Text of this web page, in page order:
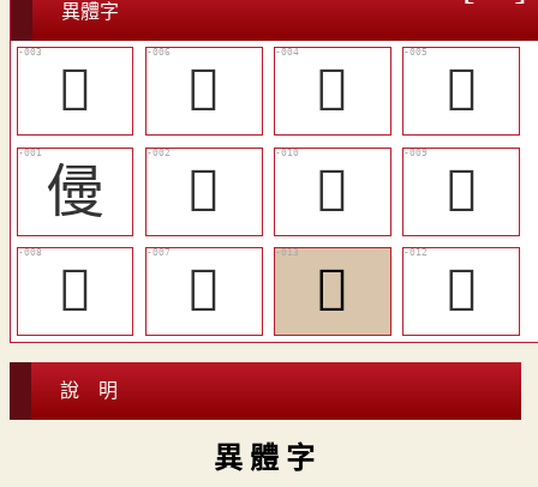
異體字
󰉄 󰉇 󰉅
󲳙
㑴
𢔀 󰉋
󰉊
󰉉
󰉈 󰉍 󰉌
說 明
異 體 字